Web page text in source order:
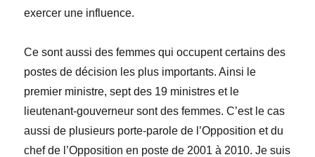
exercer une influence.
Ce sont aussi des femmes qui occupent certains des
postes de décision les plus importants. Ainsi le
premier ministre, sept des 19 ministres et le
lieutenant-gouverneur sont des femmes. C’est le cas
aussi de plusieurs porte-parole de l’Opposition et du
chef de l’Opposition en poste de 2001 à 2010. Je suis